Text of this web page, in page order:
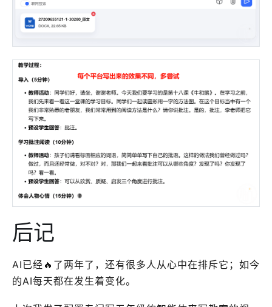
后记
AI已经🔥了两年了，还有很多人从心中在排斥它；如今
的AI每天都在发生着变化。